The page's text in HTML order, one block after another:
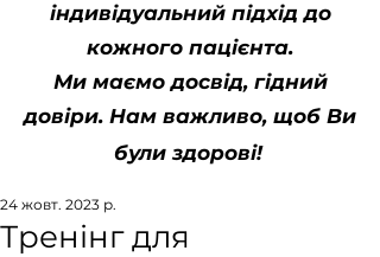
індивідуальний підхід до
кожного пацієнта.
Ми маємо досвід, гідний
довіри. Нам важливо, щоб Ви
були здорові!
Тренінг для
24 жовт. 2023 р.